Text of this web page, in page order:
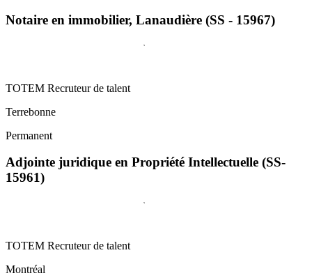
Notaire en immobilier, Lanaudière (SS - 15967)
TOTEM Recruteur de talent
Terrebonne
Permanent
Adjointe juridique en Propriété Intellectuelle (SS-
15961)
TOTEM Recruteur de talent
Montréal